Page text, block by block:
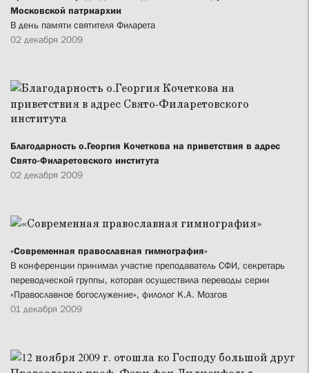
Московской патриархии
В день памяти святителя Филарета
02 декабря 2009
Благодарность о.Георгия Кочеткова на приветствия в адрес
Свято-Филаретовского института
02 декабря 2009
«Современная православная гимнография»
В конференции принимал участие преподаватель СФИ, секретарь
переводческой группы, которая осуществила переводы серии
«Православное богослужение», филолог К.А. Мозгов
01 декабря 2009